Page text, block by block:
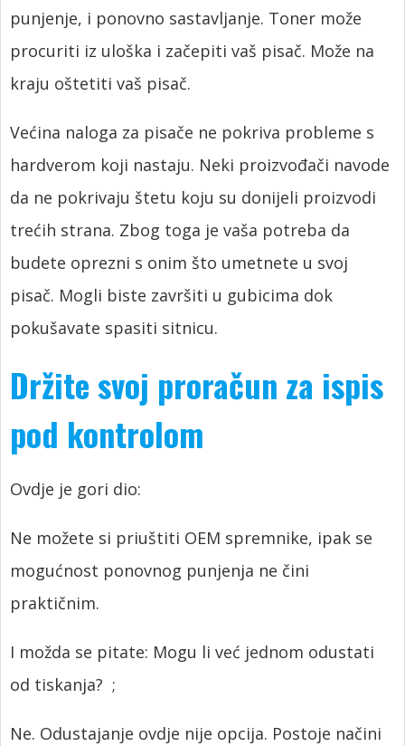
punjenje, i ponovno sastavljanje. Toner može
procuriti iz uloška i začepiti vaš pisač. Može na
kraju oštetiti vaš pisač.
Većina naloga za pisače ne pokriva probleme s
hardverom koji nastaju. Neki proizvođači navode
da ne pokrivaju štetu koju su donijeli proizvodi
trećih strana. Zbog toga je vaša potreba da
budete oprezni s onim što umetnete u svoj
pisač. Mogli biste završiti u gubicima dok
pokušavate spasiti sitnicu.
Držite svoj proračun za ispis
pod kontrolom
Ovdje je gori dio:
Ne možete si priuštiti OEM spremnike, ipak se
mogućnost ponovnog punjenja ne čini
praktičnim.
I možda se pitate: Mogu li već jednom odustati
od tiskanja? ;
Ne. Odustajanje ovdje nije opcija. Postoje načini